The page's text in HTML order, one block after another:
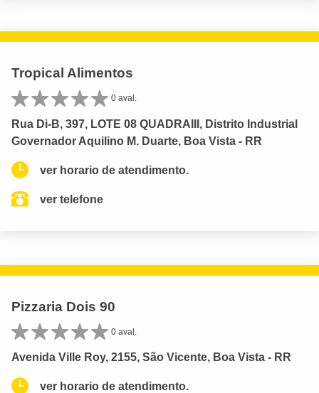
Tropical Alimentos
0 aval.
Rua Di-B, 397, LOTE 08 QUADRAIII, Distrito Industrial
Governador Aquilino M. Duarte, Boa Vista - RR
ver horario de atendimento.
ver telefone
Pizzaria Dois 90
0 aval.
Avenida Ville Roy, 2155, São Vicente, Boa Vista - RR
ver horario de atendimento.